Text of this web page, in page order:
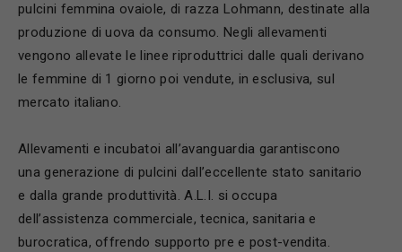
pulcini femmina ovaiole, di razza Lohmann, destinate alla
produzione di uova da consumo. Negli allevamenti
vengono allevate le linee riproduttrici dalle quali derivano
le femmine di 1 giorno poi vendute, in esclusiva, sul
mercato italiano.
Allevamenti e incubatoi all’avanguardia garantiscono
una generazione di pulcini dall’eccellente stato sanitario
e dalla grande produttività. A.L.I. si occupa
dell’assistenza commerciale, tecnica, sanitaria e
burocratica, offrendo supporto pre e post-vendita.